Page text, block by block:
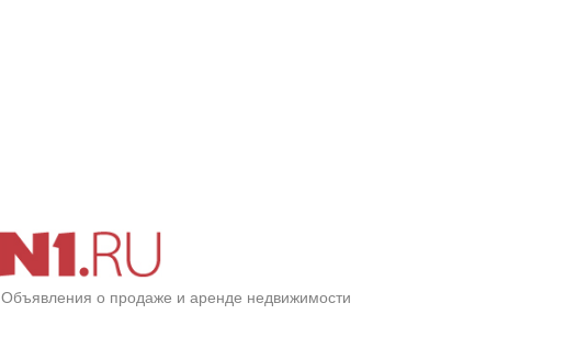
Объявления о продаже и аренде недвижимости